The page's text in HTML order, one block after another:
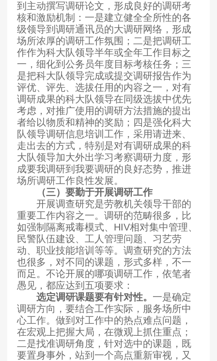
到主动撰写调研论文，形成良好的调研考
核和激励机制：一是建立健全全所性的各
级领导到调研通讯员的大调研网络，形成
场所浓厚的调研工作氛围；二是把调研工
作作为科大队领导半年或全年工作目标之
一，细化到公务员年度目标考核任务；三
是把科大队领导完成或提交调研报告作为
评优、评先、选拔任用的内容之一，对有
调研成果的科大队领导在同级选拔中优先
考虑，对推广使用的调研方法措施的提出
者给以物质和精神的奖励；四是强化科大
队领导调研信息培训工作，采用请进来、
走出去的方式，特别是对有调研成果的科
大队领导加大外出学习考察调研力度，形
成要我调研到我要调研的良好态势，推进
场所调研工作良性发展。
（三）要勤于开展调研工作
开展调查研究是劳教机关领导干部的
重要工作内容之一。调研的范畴很多，比
如强制隔离戒毒模式、HIV相对集中管理、
民警队伍建设、工人管理问题、习艺劳
动、职业技能培训等等。调查研究的方法
也很多，对不同的课题，形式多样，不一
而足。不论开展的哪项调研工作，依笔者
愚见，都应达到五项要求：
选定调研课题要有针对性。 一是确定
调研方向，要结合工作实际，服务场所中
心工作。做到对工作中的热点难点问题，
在宏观上把握大局，在微观上抓住重点；
二是找准调研角度，针对选中的课题，既
要置身事外，站到一个高点重新审视，又